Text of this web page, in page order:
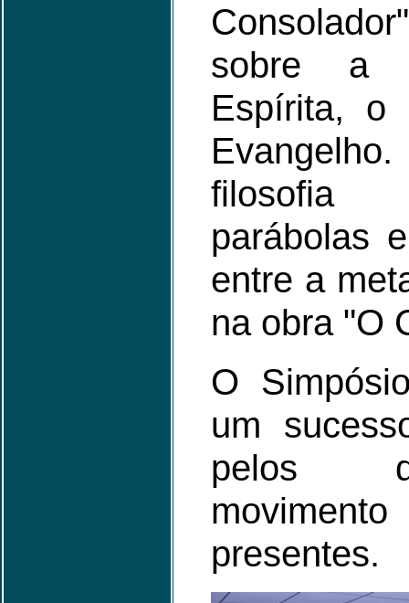
sobre a
Espírita, o
filosofia
parábolas
entre a
na obra "O
O
um
pelos
presentes.